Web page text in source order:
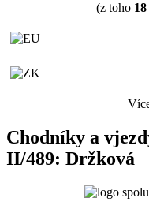
(z toho 18
Chodníky a
II/489: Držková